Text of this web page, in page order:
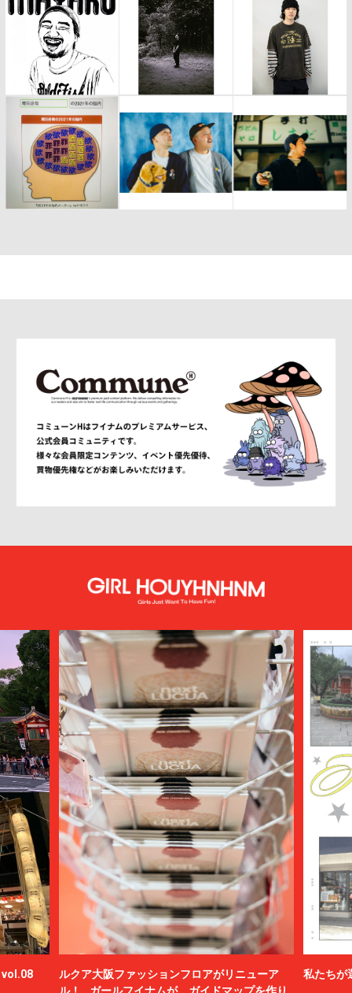
vol.08
ルクア大阪ファッションフロアがリニューア
ル！ ガールフイナムが、ガイドマップを作り
私たちが